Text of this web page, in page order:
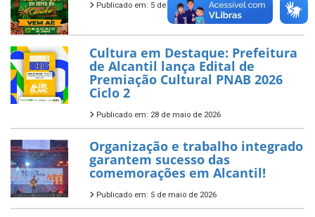
Publicado em: 5 de junho de 2026
Cultura em Destaque: Prefeitura
de Alcantil lança Edital de
Premiação Cultural PNAB 2026
Ciclo 2
Publicado em: 28 de maio de 2026
Organização e trabalho integrado
garantem sucesso das
comemorações em Alcantil!
Publicado em: 5 de maio de 2026